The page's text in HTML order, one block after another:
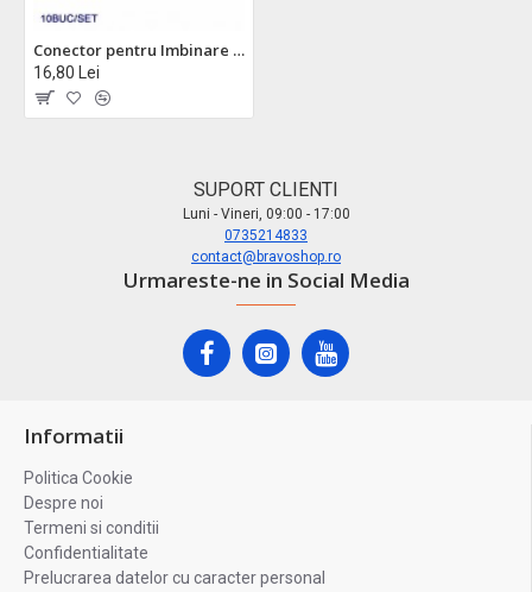
Conector pentru Imbinare Banda LED COB 8mm 3 Pini Strip to Strip Set 10 Buc DALBI YOB3P-8
16,80 Lei
SUPORT CLIENTI
Luni - Vineri, 09:00 - 17:00
0735214833
contact@bravoshop.ro
Urmareste-ne in Social Media
Informatii
Politica Cookie
Despre noi
Termeni si conditii
Confidentialitate
Prelucrarea datelor cu caracter personal